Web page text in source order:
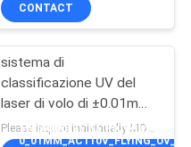
CONTACT
sistema di
classificazione UV del
laser di volo di ±0.01mm
AC110V per plastica
5W@40KHZ\"]],\"PICURL\":\"\\/